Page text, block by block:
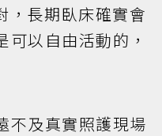
長期臥床確實會
以自由活動的，
不及真實照護現場